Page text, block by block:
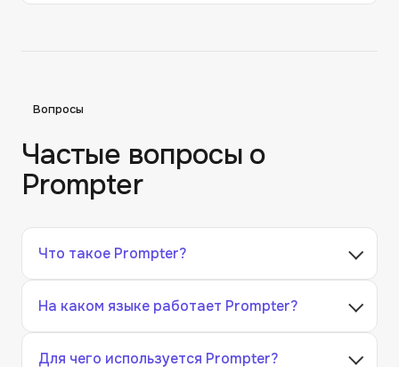
Вопросы
Частые вопросы о
Prompter
Что такое Prompter?
На каком языке работает Prompter?
Для чего используется Prompter?